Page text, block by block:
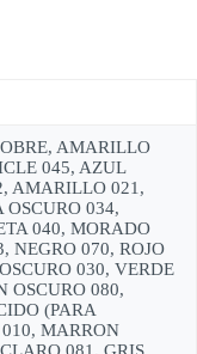
AMARILLO
045, AZUL
AMARILLO 021,
034,
040, MORADO
NEGRO 070, ROJO
030, VERDE
OSCURO 080,
(PARA
MARRON